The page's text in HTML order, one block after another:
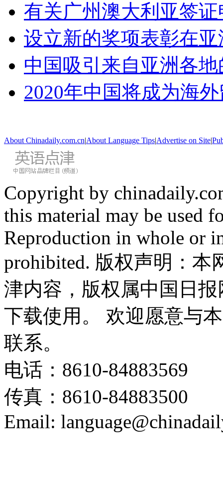
有关广州澳大利亚签
设立新的奖项表彰在
中国吸引来自亚洲各
2020年中国将成为海
About Chinadaily.com.cn|About Language Tips|Advertise on Site|
Copyright by
this material may be used
Reproduction in whole or
prohibited. 版权声明：
津内容，版权属中国日
下载使用。 欢迎愿意与
联系。
电话：8610-84883569
传真：8610-84883500
Email: